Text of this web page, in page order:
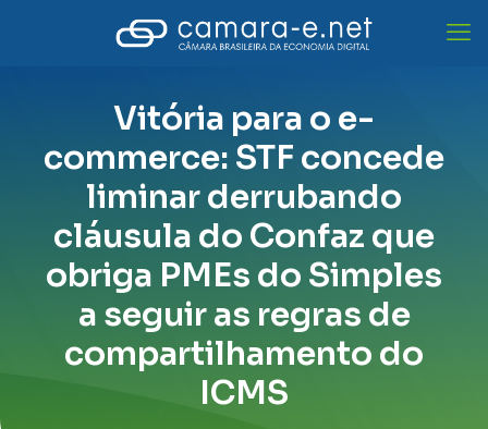
Vitória para o e-
commerce: STF concede
liminar derrubando
cláusula do Confaz que
obriga PMEs do Simples
a seguir as regras de
compartilhamento do
ICMS